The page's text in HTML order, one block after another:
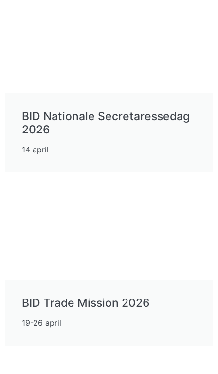
BID Nationale Secretaressedag
2026
14 april
BID Trade Mission 2026
19-26 april